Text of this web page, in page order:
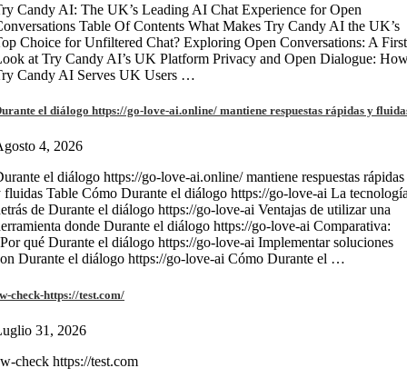
Candy AI: The UK’s Leading AI Chat Experience for Open
Table Of Contents What Makes Try Candy AI the UK’s
Choice for Unfiltered Chat? Exploring Open Conversations: A First
at Try Candy AI’s UK Platform Privacy and Open Dialogue:
Candy AI Serves UK Users …
el diálogo https://go-love-ai.online/ mantiene respuestas rápidas y
4, 2026
el diálogo https://go-love-ai.online/ mantiene respuestas rápidas
fluidas Table Cómo Durante el diálogo https://go-love-ai La
de Durante el diálogo https://go-love-ai Ventajas de utilizar una
donde Durante el diálogo https://go-love-ai Comparativa:
qué Durante el diálogo https://go-love-ai Implementar soluciones
Durante el diálogo https://go-love-ai Cómo Durante el …
check-https://test.com/
31, 2026
check https://test.com